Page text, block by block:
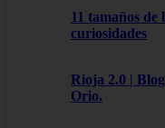
11 tamaños
curiosidades
Rioja 2.0 |
Orio.